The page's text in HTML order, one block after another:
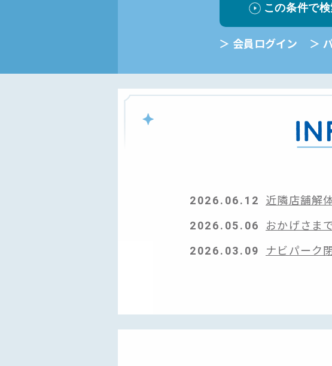
この条件で
会員ログイン
2026.06.12
近隣店舗解
2026.05.06
おかげさま
2026.03.09
ナビパーク